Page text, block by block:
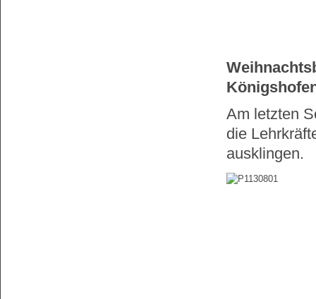
Am letzten
die
ausklingen.